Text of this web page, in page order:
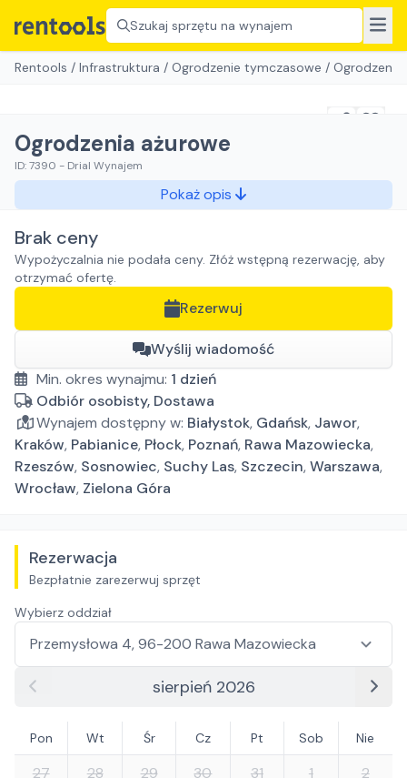
Szukaj sprzętu na wynajem
Rentools / Infrastruktura / Ogrodzenie tymczasowe / Ogrodzenia
Ogrodzenia ażurowe
ID:7390 - Drial Wynajem
Pokaż opis
Brak ceny
Wypożyczalnia nie podała ceny. Złóż wstępną rezerwację, aby
otrzymać ofertę.
Rezerwuj
Wyślij wiadomość
Min. okres wynajmu: 1 dzień
Odbiór osobisty, Dostawa
Wynajem dostępny w: Białystok, Gdańsk, Jawor,
Kraków, Pabianice, Płock, Poznań, Rawa Mazowiecka,
Rzeszów, Sosnowiec, Suchy Las, Szczecin,Warszawa,
Wrocław, Zielona Góra
Rezerwacja
Bezpłatnie zarezerwuj sprzęt
Wybierz oddział
sierpień 2026
Pon Wt Śr Cz Pt Sob Nie
27 28 29 30 31 1
2